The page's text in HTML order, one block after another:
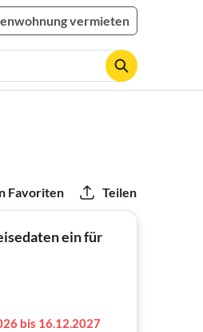
vermieten
Favoriten Teilen
ein für
bis 16.12.2027